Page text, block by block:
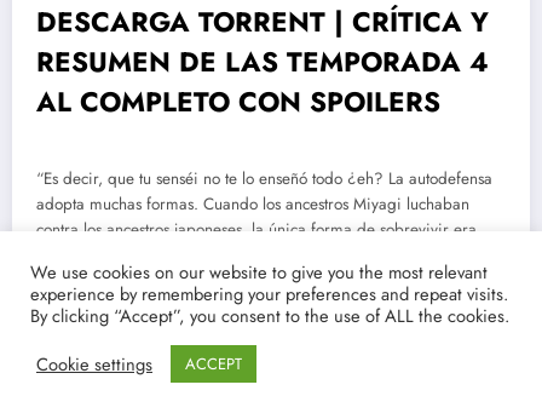
DESCARGA TORRENT | CRÍTICA Y
RESUMEN DE LAS TEMPORADA 4
AL COMPLETO CON SPOILERS
“Es decir, que tu senséi no te lo enseñó todo ¿eh? La autodefensa
adopta muchas formas. Cuando los ancestros Miyagi luchaban
contra los ancestros japoneses, la única forma de sobrevivir era
diseñadas para matar al enemigo. A veces la única opción es
matar. Sí un enemigo insiste en ir a la guerra, entonces, le
arrebatas su capacidad de hacerlo…”. Netflix en asociación con
Sony Pictures Televisión presenta: ‘Cobra Kai: Temporada 3’.
We use cookies on our website to give you the most relevant
experience by remembering your preferences and repeat visits.
By clicking “Accept”, you consent to the use of ALL the cookies.
Cookie settings
ACCEPT